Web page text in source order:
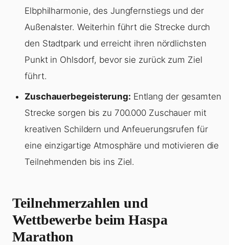
Elbphilharmonie, des Jungfernstiegs und der
Außenalster. Weiterhin führt die Strecke durch
den Stadtpark und erreicht ihren nördlichsten
Punkt in Ohlsdorf, bevor sie zurück zum Ziel
führt.
Zuschauerbegeisterung: Entlang der gesamten
Strecke sorgen bis zu 700.000 Zuschauer mit
kreativen Schildern und Anfeuerungsrufen für
eine einzigartige Atmosphäre und motivieren die
Teilnehmenden bis ins Ziel.
Teilnehmerzahlen und
Wettbewerbe beim Haspa
Marathon